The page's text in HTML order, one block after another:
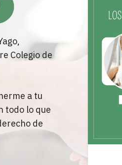
Colegio de
a tu
todo lo que
de